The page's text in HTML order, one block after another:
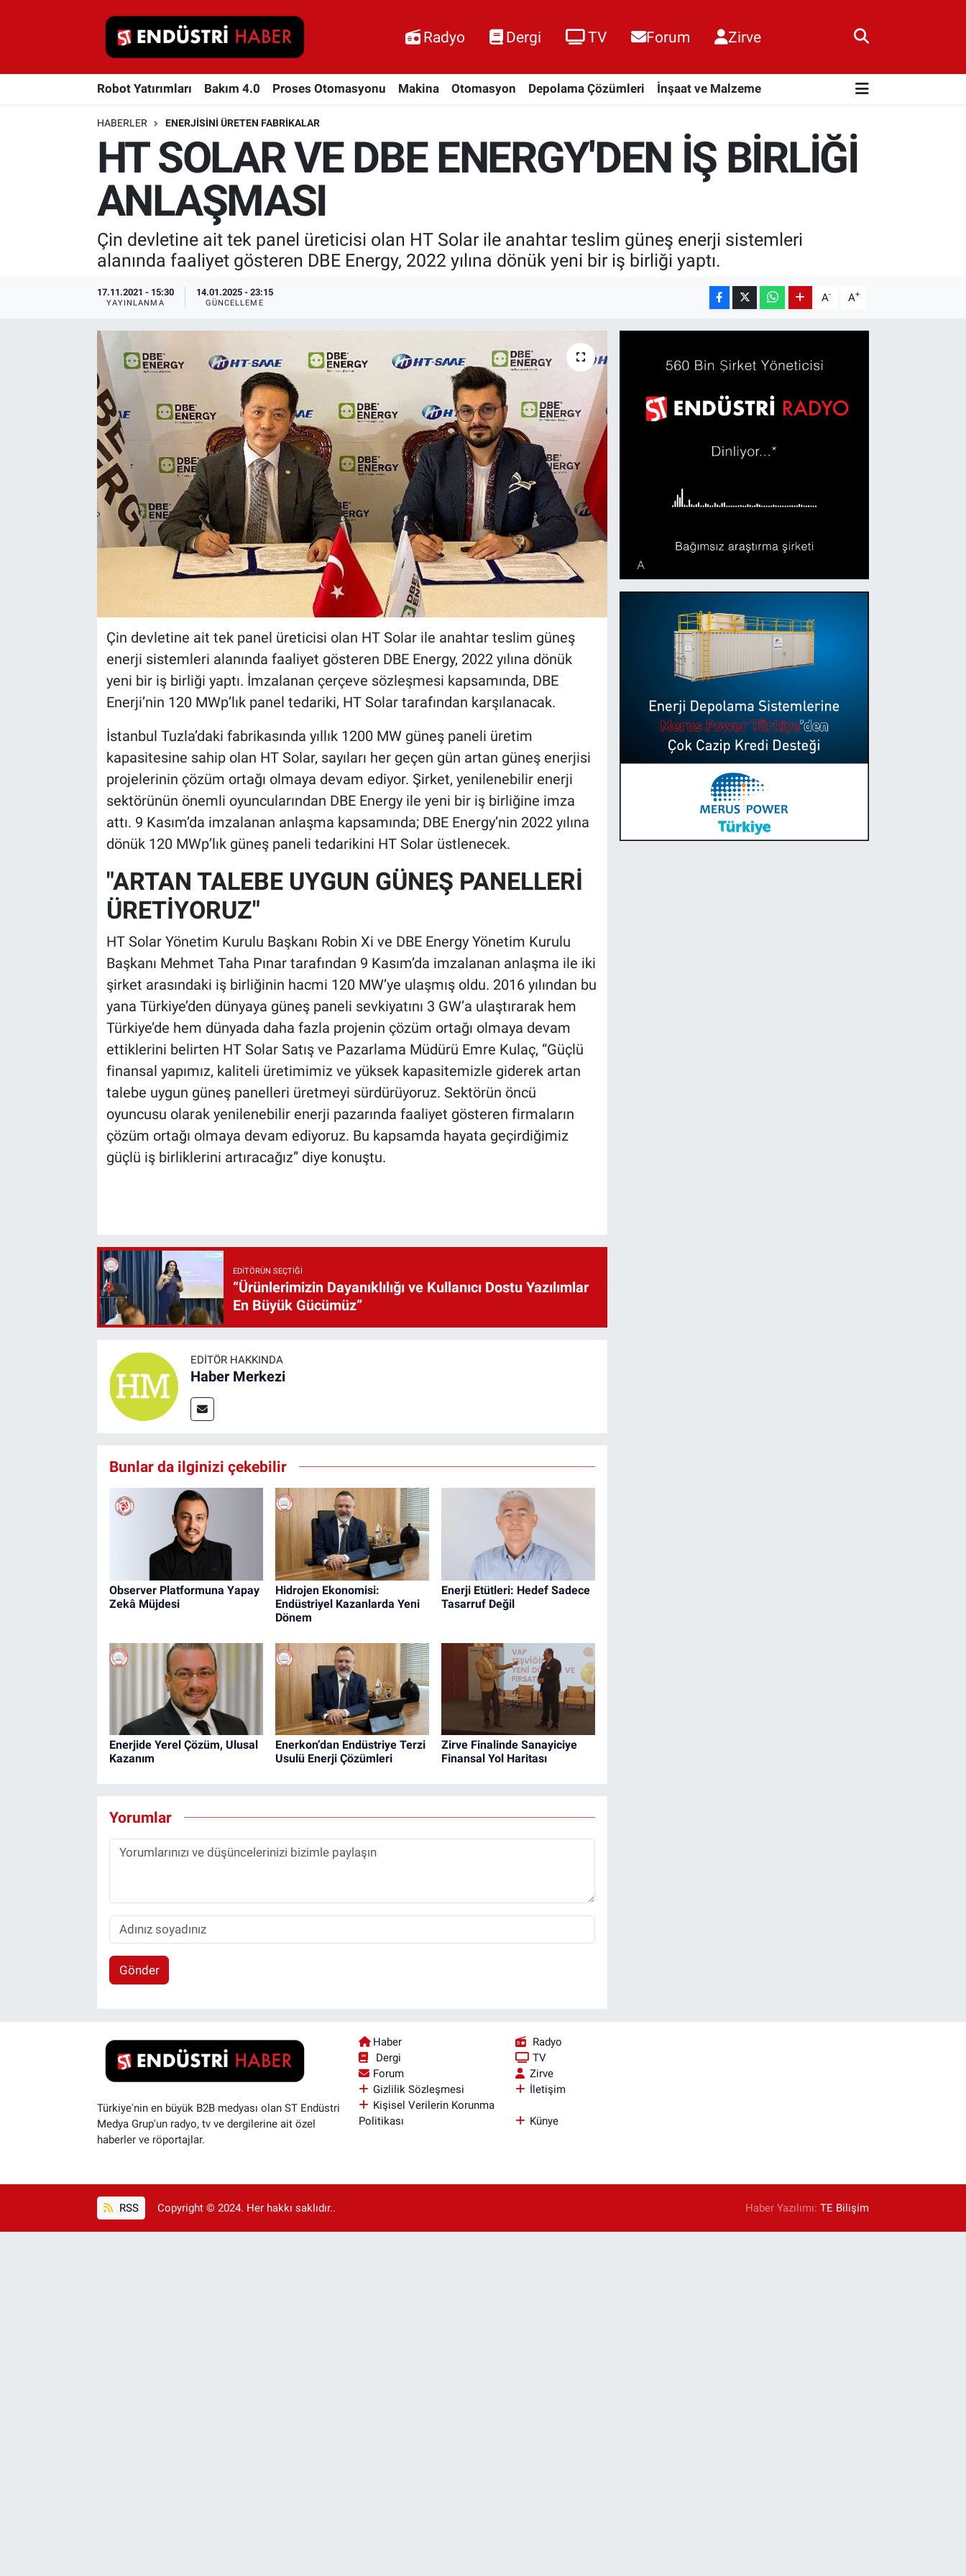
Radyo Dergi TV Forum Zirve
Robot Yatırımları Bakım 4.0 Proses Otomasyonu Makina Otomasyon Depolama Çözümleri İnşaat ve Malzeme
HABERLER ENERJISINI ÜRETEN FABRIKALAR
HT SOLAR VE DBE ENERGY'DEN İŞ BİRLİĞİ
ANLAŞMASI
Çin devletine ait tek panel üreticisi olan HT Solar ile anahtar teslim güneş enerji sistemleri
alanında faaliyet gösteren DBE Energy, 2022 yılına dönük yeni bir iş birliği yaptı.
17.11.2021 - 15:30
YAYINLANMA
14.01.2025 - 23:15
GÜNCELLEME A- A+
Çin devletine ait tek panel üreticisi olan HT Solar ile anahtar teslim güneş
enerji sistemleri alanında faaliyet gösteren DBE Energy, 2022 yılına dönük
yeni bir iş birliği yaptı. İmzalanan çerçeve sözleşmesi kapsamında, DBE
Enerji’nin 120 MWp’lık panel tedariki, HT Solar tarafından karşılanacak.
İstanbul Tuzla’daki fabrikasında yıllık 1200 MW güneş paneli üretim
kapasitesine sahip olan HT Solar, sayıları her geçen gün artan güneş enerjisi
projelerinin çözüm ortağı olmaya devam ediyor. Şirket, yenilenebilir enerji
sektörünün önemli oyuncularından DBE Energy ile yeni bir iş birliğine imza
attı. 9 Kasım’da imzalanan anlaşma kapsamında; DBE Energy’nin 2022 yılına
dönük 120 MWp’lık güneş paneli tedarikini HT Solar üstlenecek.
"ARTAN TALEBE UYGUN GÜNEŞ PANELLERİ
ÜRETİYORUZ"
HT Solar Yönetim Kurulu Başkanı Robin Xi ve DBE Energy Yönetim Kurulu
Başkanı Mehmet Taha Pınar tarafından 9 Kasım’da imzalanan anlaşma ile iki
şirket arasındaki iş birliğinin hacmi 120 MW’ye ulaşmış oldu. 2016 yılından bu
yana Türkiye’den dünyaya güneş paneli sevkiyatını 3 GW’a ulaştırarak hem
Türkiye’de hem dünyada daha fazla projenin çözüm ortağı olmaya devam
ettiklerini belirten HT Solar Satış ve Pazarlama Müdürü Emre Kulaç, “Güçlü
finansal yapımız, kaliteli üretimimiz ve yüksek kapasitemizle giderek artan
talebe uygun güneş panelleri üretmeyi sürdürüyoruz. Sektörün öncü
oyuncusu olarak yenilenebilir enerji pazarında faaliyet gösteren firmaların
çözüm ortağı olmaya devam ediyoruz. Bu kapsamda hayata geçirdiğimiz
güçlü iş birliklerini artıracağız” diye konuştu.
EDITÖRÜN SEÇTIĞI
“Ürünlerimizin Dayanıklılığı ve Kullanıcı Dostu Yazılımlar
En Büyük Gücümüz”
EDITÖR HAKKINDA
Haber Merkezi
Bunlar da ilginizi çekebilir
Observer Platformuna Yapay
Zekâ Müjdesi
Hidrojen Ekonomisi:
Endüstriyel Kazanlarda Yeni
Dönem
Enerji Etütleri: Hedef Sadece
Tasarruf Değil
Enerjide Yerel Çözüm, Ulusal
Kazanım
Enerkon’dan Endüstriye Terzi
Usulü Enerji Çözümleri
Zirve Finalinde Sanayiciye
Finansal Yol Haritası
Yorumlar
Gönder
Türkiye'nin en büyük B2B medyası olan ST Endüstri
Medya Grup'un radyo, tv ve dergilerine ait özel
haberler ve röportajlar.
Haber
Radyo
Dergi
TV
Forum
Zirve
Gizlilik Sözleşmesi
İletişim
Kişisel Verilerin Korunma
Politikası
Künye
RSS Copyright © 2024. Her hakkı saklıdır.. Haber Yazılımı:TE Bilişim
Robot Yatırımları
Proses Otomasyonu
Otomasyon
Depolama Çözümleri
EndüstriST
Enerjisini Üreten Fabrikalar
Endüstri 4.0 Uygulamaları
Ağır Sanayi Çözümleri